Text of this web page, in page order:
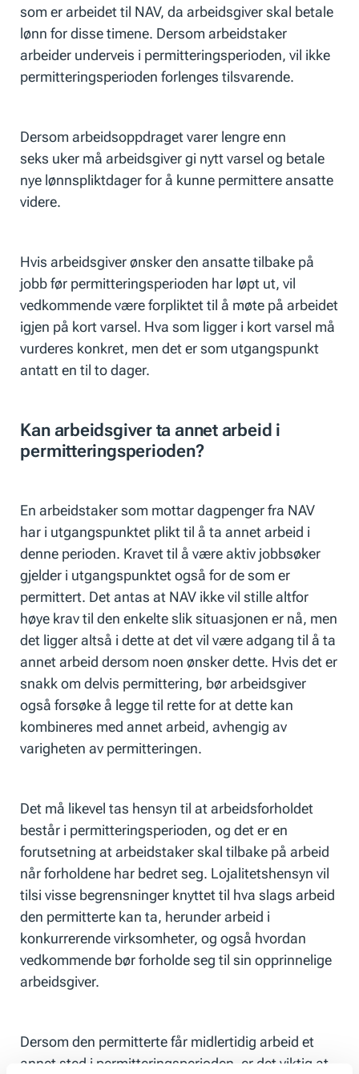
som er arbeidet til NAV, da arbeidsgiver skal betale
lønn for disse timene. Dersom arbeidstaker
arbeider underveis i permitteringsperioden, vil ikke
permitteringsperioden forlenges tilsvarende.
Dersom arbeidsoppdraget varer lengre enn
seks uker må arbeidsgiver gi nytt varsel og betale
nye lønnspliktdager for å kunne permittere ansatte
videre.
Hvis arbeidsgiver ønsker den ansatte tilbake på
jobb før permitteringsperioden har løpt ut, vil
vedkommende være forpliktet til å møte på arbeidet
igjen på kort varsel. Hva som ligger i kort varsel må
vurderes konkret, men det er som utgangspunkt
antatt en til to dager.
Kan arbeidsgiver ta annet arbeid i
permitteringsperioden?
En arbeidstaker som mottar dagpenger fra NAV
har i utgangspunktet plikt til å ta annet arbeid i
denne perioden. Kravet til å være aktiv jobbsøker
gjelder i utgangspunktet også for de som er
permittert. Det antas at NAV ikke vil stille altfor
høye krav til den enkelte slik situasjonen er nå, men
det ligger altså i dette at det vil være adgang til å ta
annet arbeid dersom noen ønsker dette. Hvis det er
snakk om delvis permittering, bør arbeidsgiver
også forsøke å legge til rette for at dette kan
kombineres med annet arbeid, avhengig av
varigheten av permitteringen.
Det må likevel tas hensyn til at arbeidsforholdet
består i permitteringsperioden, og det er en
forutsetning at arbeidstaker skal tilbake på arbeid
når forholdene har bedret seg. Lojalitetshensyn vil
tilsi visse begrensninger knyttet til hva slags arbeid
den permitterte kan ta, herunder arbeid i
konkurrerende virksomheter, og også hvordan
vedkommende bør forholde seg til sin opprinnelige
arbeidsgiver.
Dersom den permitterte får midlertidig arbeid et
annet sted i permitteringsperioden, er det viktig at